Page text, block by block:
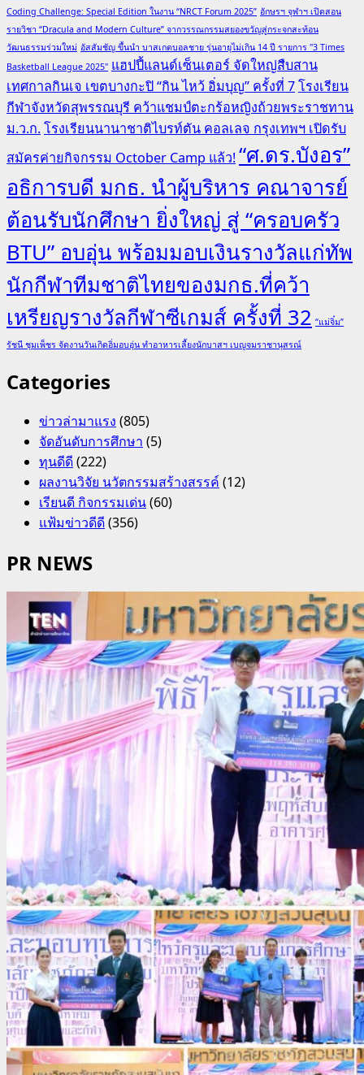
Coding Challenge: Special Edition ในงาน “NRCT Forum 2025” อักษรฯ จุฬาฯ เปิดสอน
รายวิชา “Dracula and Modern Culture” จากวรรณกรรมสยองขวัญสู่กระจกสะท้อน
วัฒนธรรมร่วมใหม่ อัสสัมชัญ ขึ้นนำ บาสเกตบอลชาย รุ่นอายุไม่เกิน 14 ปี รายการ "3 Times
Basketball League 2025" แฮปปี้แลนด์เซ็นเตอร์ จัดใหญ่สืบสาน
เทศกาลกินเจ เขตบางกะปิ “กิน ไหว้ อิ่มบุญ” ครั้งที่ 7โรงเรียน
กีฬาจังหวัดสุพรรณบุรี คว้าแชมป์ตะกร้อหญิงถ้วยพระราชทาน
ม.ว.ก.โรงเรียนนานาชาติไบรท์ตัน คอลเลจ กรุงเทพฯ เปิดรับ
สมัครค่ายกิจกรรม October Camp แล้ว!“ศ.ดร.บังอร”
อธิการบดี มกธ. นำผู้บริหาร คณาจารย์
ต้อนรับนักศึกษา ยิ่งใหญ่ สู่ “ครอบครัว
BTU” อบอุ่น พร้อมมอบเงินรางวัลแก่ทัพ
นักกีฬาทีมชาติไทยของมกธ.ที่คว้า
เหรียญรางวัลกีฬาซีเกมส์ ครั้งที่ 32 “แม่จิ๋ม”
รัชนี ชุมเพ็ชร จัดงานวันเกิดอิ่มอบอุ่น ทำอาหารเลี้ยงนักบาสฯ เบญจมราชานุสรณ์
Categories
ข่าวล่ามาแรง (805)
จัดอันดับการศึกษา (5)
ทุนดีดี(222)
ผลงานวิจัย นวัตกรรมสร้างสรรค์(12)
เรียนดี กิจกรรมเด่น(60)
แฟ้มข่าวดีดี(356)
PR NEWS